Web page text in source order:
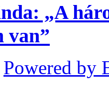
„A
van”
Powered by